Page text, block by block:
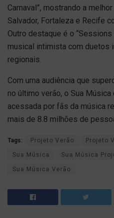
Carnaval”, mostrando a
Salvador, Fortaleza e Recife
Outro destaque é o
musical intimista com duetos
regionais.
Com uma audiência que
no último verão, o Sua
acessada por fãs da música
mais de 8.8 milhões de
Tags: Projeto Verão Projeto
Sua Música Sua Música
Sua Música Verão